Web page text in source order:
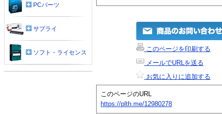
このページを印刷する
メールでURLを送る
お気に入りに追加する
このページのURL
https://plth.me/12980278
PCパーツ
サプライ
ソフト・ライセンス